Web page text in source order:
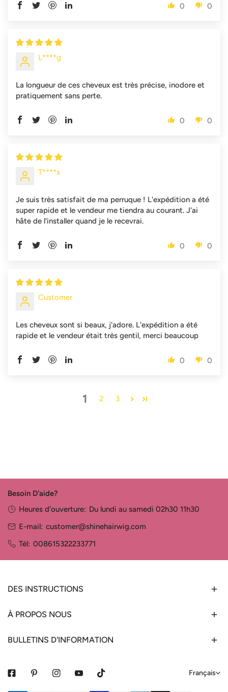
0 0
L****g
La longueur de ces cheveux est très précise, inodore et
pratiquement sans perte.
0 0
T****s
Je suis très satisfait de ma perruque ! L'expédition a été
super rapide et le vendeur me tiendra au courant. J'ai
hâte de l'installer quand je le recevrai.
0 0
Customer
Les cheveux sont si beaux, j'adore. L'expédition a été
rapide et le vendeur était très gentil, merci beaucoup
0 0
1 2 3
Besoin D'aide?
Heures d'ouverture: Du lundi au samedi 02h30 11h30
E-mail: customer@shinehairwig.com
Tél: 008615322233771
DES INSTRUCTIONS
À PROPOS NOUS
BULLETINS D'INFORMATION
L
Français